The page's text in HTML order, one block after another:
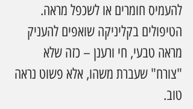
להעמיס חומרים או לשכפל מראה.
הטיפולים בקליניקה שואפים להעניק
מראה טבעי, חי ורענן – כזה שלא
"צורח" שעברת משהו, אלא פשוט נראה
טוב.